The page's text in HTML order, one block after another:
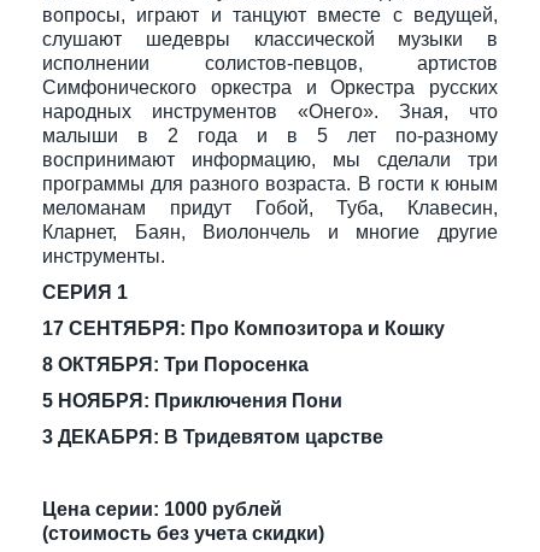
вопросы, играют и танцуют вместе с ведущей,
слушают шедевры классической музыки в
исполнении солистов-певцов, артистов
Симфонического оркестра и Оркестра русских
народных инструментов «Онего». Зная, что
малыши в 2 года и в 5 лет по-разному
воспринимают информацию, мы сделали три
программы для разного возраста. В гости к юным
меломанам придут Гобой, Туба, Клавесин,
Кларнет, Баян, Виолончель и многие другие
инструменты.
СЕРИЯ 1
17 СЕНТЯБРЯ: Про Композитора и Кошку
8 ОКТЯБРЯ: Три Поросенка
5 НОЯБРЯ: Приключения Пони
3 ДЕКАБРЯ: В Тридевятом царстве
Цена серии: 1000 рублей
(стоимость без учета скидки)